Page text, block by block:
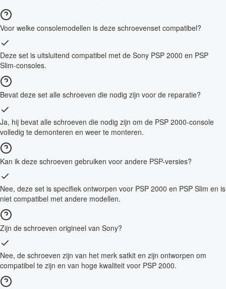
Voor welke consolemodellen is deze schroevenset compatibel?
Deze set is uitsluitend compatibel met de Sony PSP 2000 en PSP
Slim-consoles.
Bevat deze set alle schroeven die nodig zijn voor de reparatie?
Ja, hij bevat alle schroeven die nodig zijn om de PSP 2000-console
volledig te demonteren en weer te monteren.
Kan ik deze schroeven gebruiken voor andere PSP-versies?
Nee, deze set is specifiek ontworpen voor PSP 2000 en PSP Slim en is
niet compatibel met andere modellen.
Zijn de schroeven origineel van Sony?
Nee, de schroeven zijn van het merk satkit en zijn ontworpen om
compatibel te zijn en van hoge kwaliteit voor PSP 2000.